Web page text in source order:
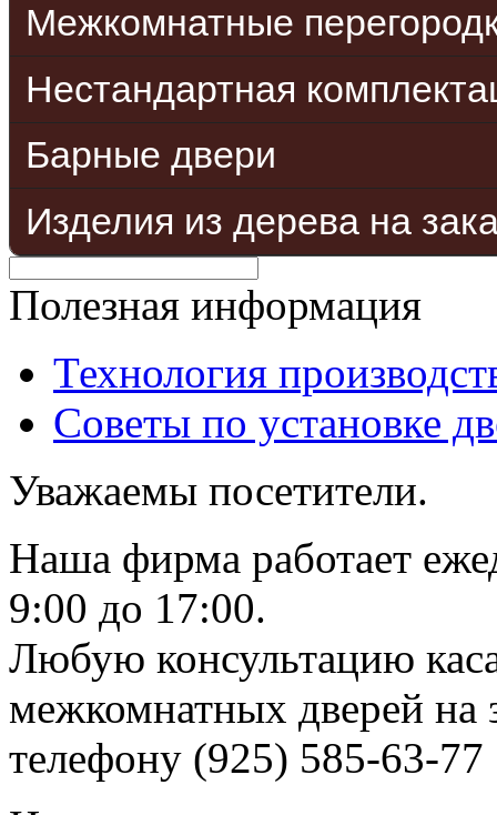
Межкомнатные
Нестандартная
Барные двери
Изделия из дерева на
Полезная информация
Технология
Советы по установке
Уважаемы посетители.
Наша фирма работает
9:00 до 17:00.
Любую консультацию
межкомнатных дверей на
телефону (925) 585-63-77